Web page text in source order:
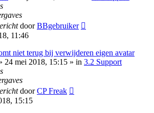
doorBBgebruiker
11:46
niet terug bij verwijderen eigen avatar
24 mei 2018, 15:15 » in 3.2 Support
doorCP Freak
15:15